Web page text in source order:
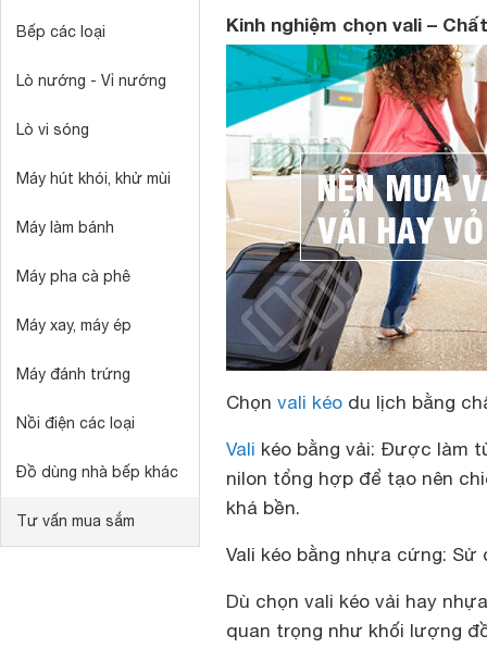
Bếp các loại
Lò nướng - Vỉ nướng
Lò vi sóng
Máy hút khói, khử mùi
Máy làm bánh
Máy pha cà phê
Máy xay, máy ép
Máy đánh trứng
Nồi điện các loại
Đồ dùng nhà bếp khác
Tư vấn mua sắm
Kinh nghiệm chọn vali –
Chọn vali kéo du lịch bằng
Vali kéo bằng vải: Được làm
nilon tổng hợp để tạo nên
khá bền.
Vali kéo bằng nhựa cứng: Sử
Dù chọn vali kéo vải hay
quan trọng như khối lượng